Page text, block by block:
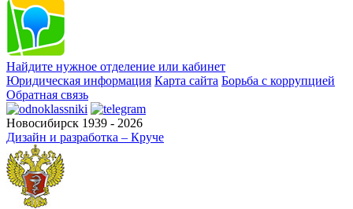
Найдите нужное отделение или кабинет
Юридическая информация Карта сайта Борьба с коррупцией
Обратная связь
Новосибирск 1939 - 2026
Дизайн и разработка – Круче